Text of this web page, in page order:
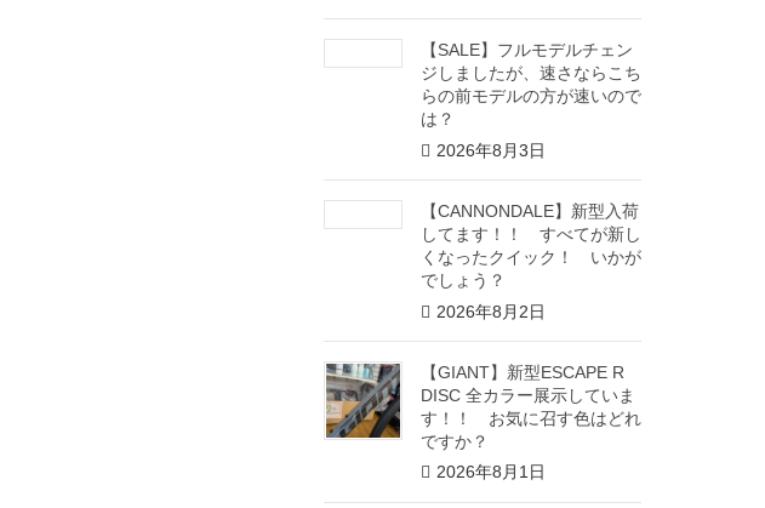
【SALE】フルモデルチェン
ジしましたが、速さならこち
らの前モデルの方が速いので
は？
2026年8月3日
【CANNONDALE】新型入荷
してます！！ すべてが新し
くなったクイック！ いかが
でしょう？
2026年8月2日
【GIANT】新型ESCAPE R
DISC 全カラー展示していま
す！！ お気に召す色はどれ
ですか？
2026年8月1日